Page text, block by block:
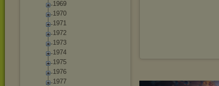
1969
1970
1971
1972
1973
1974
1975
1976
1977